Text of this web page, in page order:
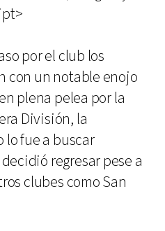
por el club los
con un notable enojo
plena pelea por la
División, la
lo fue a buscar
regresar pese a
clubes como San